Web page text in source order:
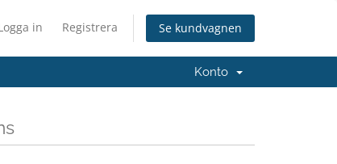
in Registrera Se kundvagnen
Konto